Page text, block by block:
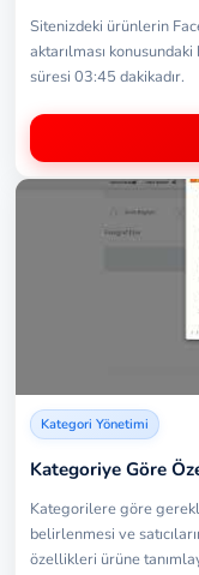
Sitenizdeki ürünlerin
aktarılması
süresi 03:45 dakikadır.
Kategori Yönetimi
Kategoriye Göre
Kategorilere göre
belirlenmesi ve
özellikleri ürüne